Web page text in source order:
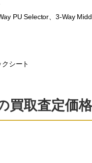
PU Selector、3-Way
シート
買取査定価